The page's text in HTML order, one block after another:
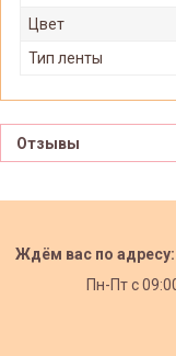
Цвет
Тип ленты
Отзывы
Ждём вас по адресу:
Пн-Пт с